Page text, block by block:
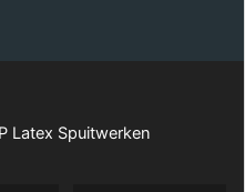
Latex Spuitwerken